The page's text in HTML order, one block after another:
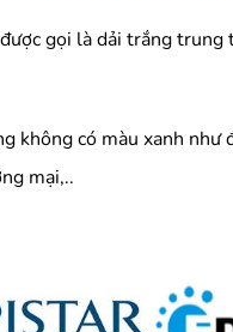
gọi là dải trắng
không có màu xanh
mại,..